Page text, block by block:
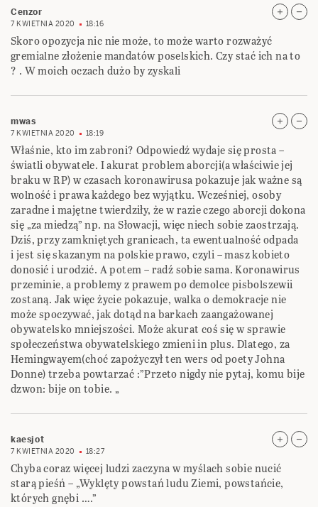
Cenzor
7 KWIETNIA 2020 18:16
Skoro opozycja nic nie może, to może warto rozważyć
gremialne złożenie mandatów poselskich. Czy stać ich na to
? . W moich oczach dużo by zyskali
mwas
7 KWIETNIA 2020 18:19
Właśnie, kto im zabroni? Odpowiedź wydaje się prosta –
światli obywatele. I akurat problem aborcji(a właściwie jej
braku w RP) w czasach koronawirusa pokazuje jak ważne są
wolność i prawa każdego bez wyjątku. Wcześniej, osoby
zaradne i majętne twierdziły, że w razie czego aborcji dokona
się „za miedzą” np. na Słowacji, więc niech sobie zaostrzają.
Dziś, przy zamkniętych granicach, ta ewentualność odpada
i jest się skazanym na polskie prawo, czyli – masz kobieto
donosić i urodzić. A potem – radź sobie sama. Koronawirus
przeminie, a problemy z prawem po demolce pisbolszewii
zostaną. Jak więc życie pokazuje, walka o demokracje nie
może spoczywać, jak dotąd na barkach zaangażowanej
obywatelsko mniejszości. Może akurat coś się w sprawie
społeczeństwa obywatelskiego zmieni in plus. Dlatego, za
Hemingwayem(choć zapożyczył ten wers od poety Johna
Donne) trzeba powtarzać :”Przeto nigdy nie pytaj, komu bije
dzwon: bije on tobie. „
kaesjot
7 KWIETNIA 2020 18:27
Chyba coraz więcej ludzi zaczyna w myślach sobie nucić
starą pieśń – „Wyklęty powstań ludu Ziemi, powstańcie,
których gnębi ….”